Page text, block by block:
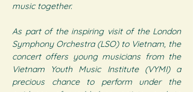
music together.
As part of the inspiring visit of the London
Symphony Orchestra (LSO) to Vietnam, the
concert offers young musicians from the
Vietnam Youth Music Institute (VYMI) a
precious chance to perform under the